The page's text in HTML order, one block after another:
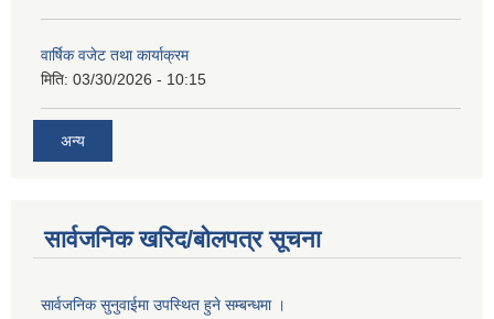
वार्षिक वजेट तथा कार्याक्रम
मिति: 03/30/2026 - 10:15
अन्य
सार्वजनिक खरिद/बोलपत्र सूचना
सार्वजनिक सुनुवाईमा उपस्थित हुने सम्बन्धमा ।